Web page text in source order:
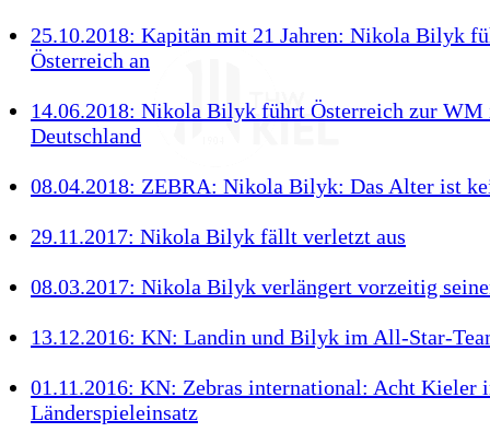
25.10.2018: Kapitän mit 21 Jahren: Nikola Bilyk
Österreich an
14.06.2018: Nikola Bilyk führt Österreich zur WM
Deutschland
08.04.2018: ZEBRA: Nikola Bilyk: Das Alter ist
29.11.2017: Nikola Bilyk fällt verletzt aus
08.03.2017: Nikola Bilyk verlängert vorzeitig
13.12.2016: KN: Landin und Bilyk im All-Star-
01.11.2016: KN: Zebras international: Acht Kieler
Länderspieleinsatz